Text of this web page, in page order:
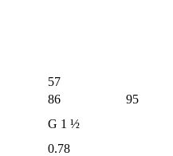
57
86 95
G 1 ½
0.78